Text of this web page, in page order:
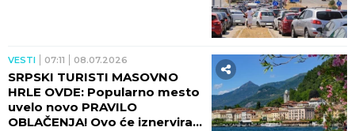
VESTI 07:11 08.07.2026
SRPSKI TURISTI MASOVNO
HRLE OVDE: Popularno mesto
uvelo novo PRAVILO
OBLAČENJA! Ovo će iznervirati